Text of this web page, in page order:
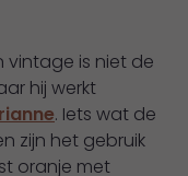
vintage is niet de
hij werkt
. Iets wat de
zijn het gebruik
oranje met